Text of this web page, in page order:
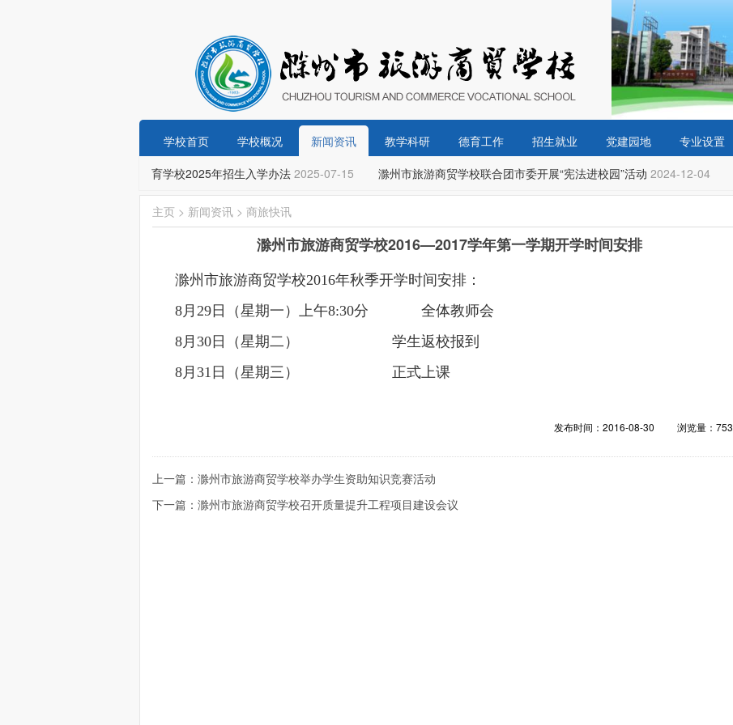
学校首页 学校概况 新闻资讯 教学科研 德育工作 招生就业 党建园地 专业设置
滁州市市直义务教育学校2025年招生入学办法 2025-07-15 滁州市旅游商贸学校联合团市委开展“宪法进校园”活动 2024-12-04
主页 > 新闻资讯 > 商旅快讯
滁州市旅游商贸学校2016—2017学年第一学期开学时间安排
滁州市旅游商贸学校2016年秋季开学时间安排：
8月29日（星期一）上午8:30分 全体教师会
8月30日（星期二） 学生返校报到
8月31日（星期三） 正式上课
发布时间：2016-08-30 浏览量： 753
上一篇：滁州市旅游商贸学校举办学生资助知识竞赛活动
下一篇：滁州市旅游商贸学校召开质量提升工程项目建设会议